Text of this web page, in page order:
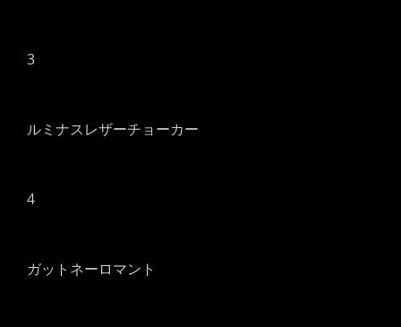
3
ルミナスレザーチョーカー
4
ガットネーロマント